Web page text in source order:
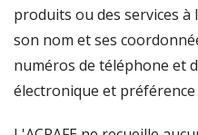
produits ou des services à
son nom et ses
numéros de téléphone et
électronique et